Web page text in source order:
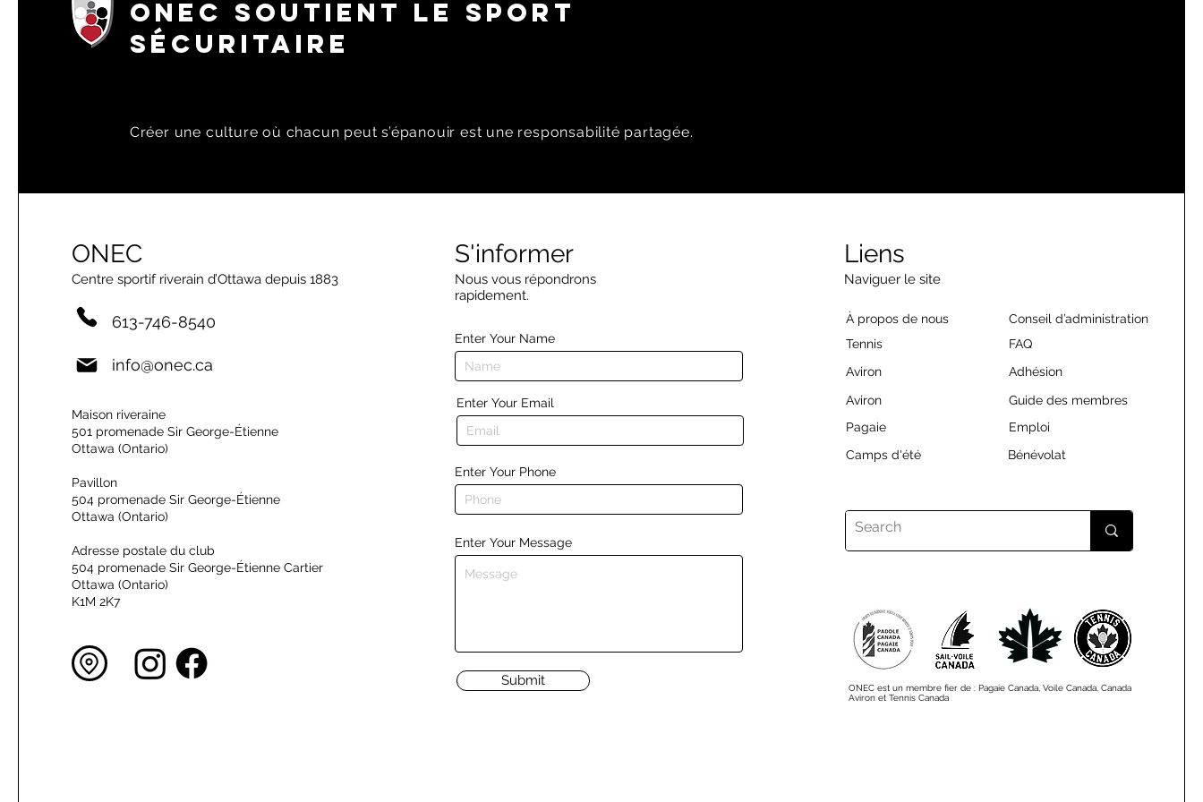
ONEC SOUTIENT LE SPORT
SÉCURITAIRE
Créer une culture où chacun peut s’épanouir est une responsabilité partagée.
ONEC
Centre sportif riverain d’Ottawa depuis 1883
613-746-8540
info@onec.ca
Maison riveraine
501 promenade Sir George-Étienne
Ottawa (Ontario)
Pavillon
504 promenade Sir George-Étienne
Ottawa (Ontario)
Adresse postale du club
504 promenade Sir George-Étienne Cartier
Ottawa (Ontario)
K1M 2K7
S'informer
Nous vous répondrons
rapidement.
Enter Your Name
Enter Your Email
Enter Your Phone
Enter Your Message
Submit
Liens
Naviguer le site
À propos de nous
Tennis
Aviron
Aviron
Pagaie
Camps d'été
Conseil d’administration
FAQ
Adhésion
Guide des membres
Emploi
Bénévolat
ONEC est un membre fier de : Pagaie Canada, Voile Canada, Canada
Aviron et Tennis Canada